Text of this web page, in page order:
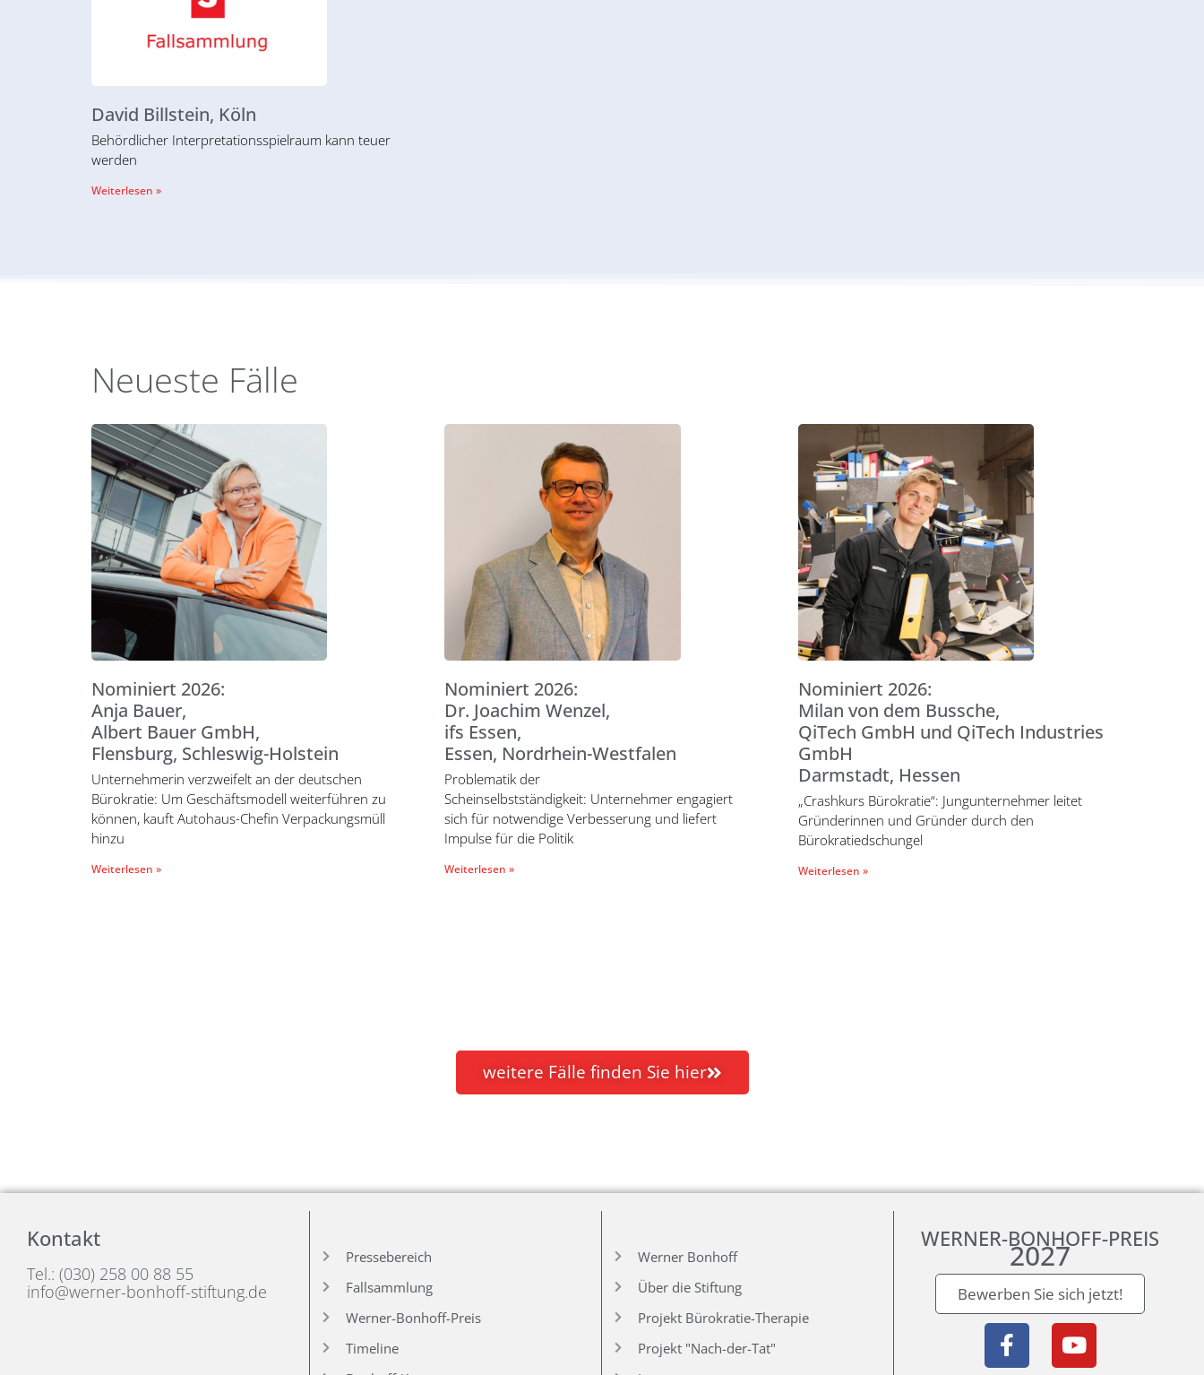
David Billstein, Köln
Behördlicher Interpretationsspielraum kann teuer
werden
Weiterlesen »
Neueste Fälle
Nominiert 2026:
Anja Bauer,
Albert Bauer GmbH,
Flensburg, Schleswig-Holstein
Unternehmerin verzweifelt an der deutschen
Bürokratie: Um Geschäftsmodell weiterführen zu
können, kauft Autohaus-Chefin Verpackungsmüll
hinzu
Weiterlesen »
Nominiert 2026:
Dr. Joachim Wenzel,
ifs Essen,
Essen, Nordrhein-Westfalen
Problematik der
Scheinselbstständigkeit: Unternehmer engagiert
sich für notwendige Verbesserung und liefert
Impulse für die Politik
Weiterlesen »
Nominiert 2026:
Milan von dem Bussche,
QiTech GmbH und QiTech Industries
GmbH
Darmstadt, Hessen
„Crashkurs Bürokratie“: Jungunternehmer leitet
Gründerinnen und Gründer durch den
Bürokratiedschungel
Weiterlesen »
weitere Fälle finden Sie hier
Kontakt
Tel.: (030) 258 00 88 55
info@werner-bonhoff-stiftung.de
Pressebereich
Fallsammlung
Werner-Bonhoff-Preis
Timeline
Werner Bonhoff
Über die Stiftung
Projekt Bürokratie-Therapie
Projekt "Nach-der-Tat"
WERNER-BONHOFF-PREIS
2027
Bewerben Sie sich jetzt!